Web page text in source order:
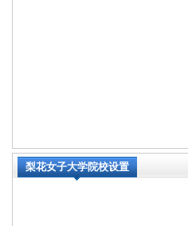
梨花女子大学院校设置